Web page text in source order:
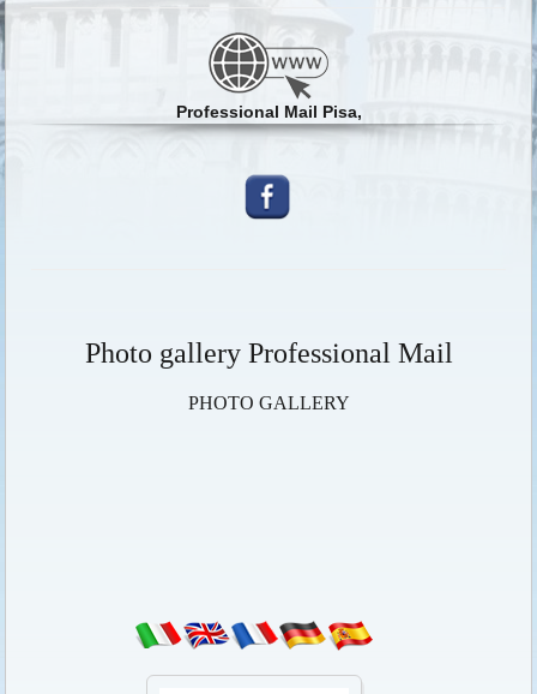
Professional Mail Pisa,
Photo gallery Professional Mail
PHOTO GALLERY